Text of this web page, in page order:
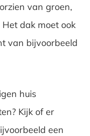
van groen,
dak moet ook
van bijvoorbeeld
huis
Kijk of er
een